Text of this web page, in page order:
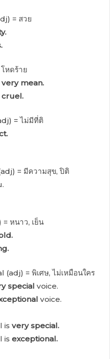
= สวย
หดร้าย
very mean.
cruel.
= ไม่มีที่ติ
= มีความสุข, ปิติ
หนาว, เย็น
= พิเศษ, ไม่เหมือนใคร
special voice.
voice.
is very special.
is exceptional.